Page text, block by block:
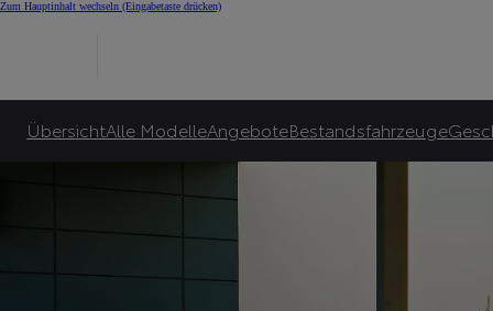
Zum Hauptinhalt wechseln (Eingabetaste drücken)
ÜbersichtAlle ModelleAngeboteBestandsfahrzeuge